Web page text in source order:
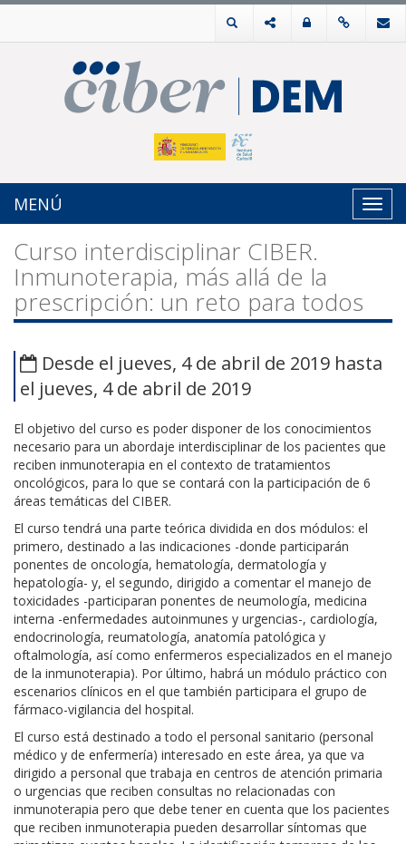
MENÚ
Curso interdisciplinar CIBER.
Inmunoterapia, más allá de la
prescripción: un reto para todos
Desde el jueves, 4 de abril de 2019 hasta
el jueves, 4 de abril de 2019
El objetivo del curso es poder disponer de los conocimientos
necesario para un abordaje interdisciplinar de los pacientes que
reciben inmunoterapia en el contexto de tratamientos
oncológicos, para lo que se contará con la participación de 6
áreas temáticas del CIBER.
El curso tendrá una parte teórica dividida en dos módulos: el
primero, destinado a las indicaciones -donde participarán
ponentes de oncología, hematología, dermatología y
hepatología- y, el segundo, dirigido a comentar el manejo de
toxicidades -participaran ponentes de neumología, medicina
interna -enfermedades autoinmunes y urgencias-, cardiología,
endocrinología, reumatología, anatomía patológica y
oftalmología, así como enfermeros especializados en el manejo
de la inmunoterapia). Por último, habrá un módulo práctico con
escenarios clínicos en el que también participara el grupo de
fármaco-vigilancia del hospital.
El curso está destinado a todo el personal sanitario (personal
médico y de enfermería) interesado en este área, ya que va
dirigido a personal que trabaja en centros de atención primaria
o urgencias que reciben consultas no relacionadas con
inmunoterapia pero que debe tener en cuenta que los pacientes
que reciben inmunoterapia pueden desarrollar síntomas que